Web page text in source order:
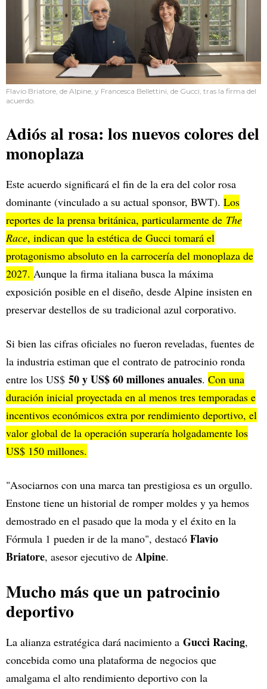
Flavio Briatore, de Alpine, y Francesca Bellettini, de Gucci, tras la firma del
acuerdo.
Adiós al rosa: los nuevos colores del
monoplaza
Este acuerdo significará el fin de la era del color rosa
dominante (vinculado a su actual sponsor, BWT). Los
reportes de la prensa británica, particularmente de The
Race, indican que la estética de Gucci tomará el
protagonismo absoluto en la carrocería del monoplaza de
2027. Aunque la firma italiana busca la máxima
exposición posible en el diseño, desde Alpine insisten en
preservar destellos de su tradicional azul corporativo.
Si bien las cifras oficiales no fueron reveladas, fuentes de
la industria estiman que el contrato de patrocinio ronda
entre los US$ 50 y US$ 60 millones anuales. Con una
duración inicial proyectada en al menos tres temporadas e
incentivos económicos extra por rendimiento deportivo, el
valor global de la operación superaría holgadamente los
US$ 150 millones.
"Asociarnos con una marca tan prestigiosa es un orgullo.
Enstone tiene un historial de romper moldes y ya hemos
demostrado en el pasado que la moda y el éxito en la
Fórmula 1 pueden ir de la mano", destacó Flavio
Briatore, asesor ejecutivo de Alpine.
Mucho más que un patrocinio
deportivo
La alianza estratégica dará nacimiento a Gucci Racing,
concebida como una plataforma de negocios que
amalgama el alto rendimiento deportivo con la